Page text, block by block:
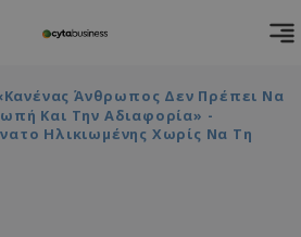
Άνθρωπος Δεν Πρέπει Να
Και Την Αδιαφορία» -
Ηλικιωμένης Χωρίς Να Τη